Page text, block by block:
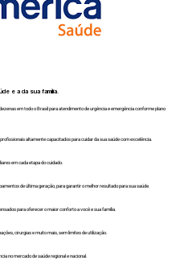
e a da sua família.
em todo o Brasil para atendimento de urgência e emergência conforme plano
altamente capacitados para cuidar da sua saúde com excelência.
em cada etapa do cuidado.
de última geração, para garantir o melhor resultado para sua saúde.
para oferecer o maior conforto a você e sua família.
cirurgias e muito mais, sem limites de utilização.
no mercado de saúde regional e nacional.